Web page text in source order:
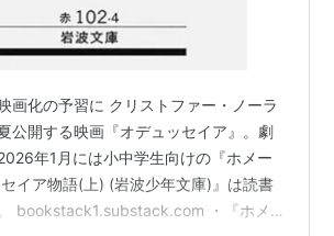
画化の予習に クリストファー・ノーラ
公開する映画『オデュッセイア』。劇
年1月には小中学生向けの『ホメー
イア物語(上) (岩波少年文庫)』は読書
bookstack1.substack.com ・『ホメー